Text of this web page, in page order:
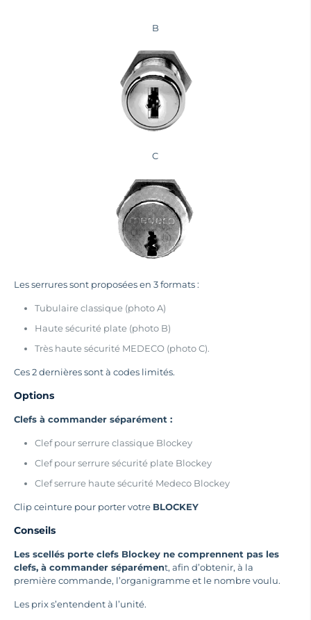
B
C
Les serrures sont proposées en 3 formats :
Tubulaire classique (photo A)
Haute sécurité plate (photo B)
Très haute sécurité MEDECO (photo C).
Ces 2 dernières sont à codes limités.
Options
Clefs à commander séparément :
Clef pour serrure classique Blockey
Clef pour serrure sécurité plate Blockey
Clef serrure haute sécurité Medeco Blockey
Clip ceinture pour porter votre BLOCKEY
Conseils
Les scellés porte clefs Blockey ne comprennent pas les
clefs, à commander séparément, afin d’obtenir, à la
première commande, l’organigramme et le nombre voulu.
Les prix s’entendent à l’unité.